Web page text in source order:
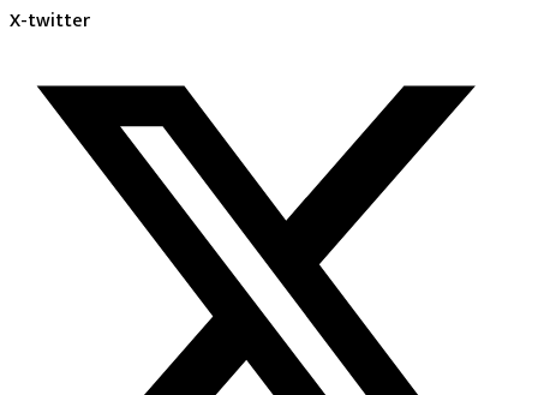
X-twitter